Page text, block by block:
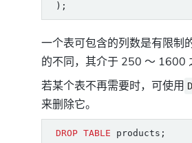
);
一个表可包含的列数是有限制
的不同，其介于 250 ～ 1600
若某个表不再需要时，可使用
来删除它。
DROP TABLE products ;